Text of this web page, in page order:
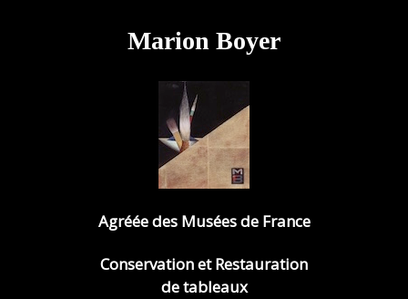
Marion Boyer
Agréée des Musées de France
Conservation et Restauration
de tableaux